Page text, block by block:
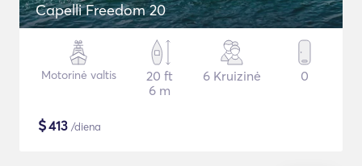
Capelli Freedom 20
Motorinė valtis
20 ft
6 m
6 Kruizinė 0
$413 /diena